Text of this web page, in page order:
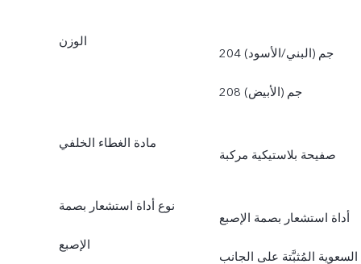
الوزن
204 جم (البني/الأسود)
208 جم (الأبيض)
مادة الغطاء الخلفي
صفيحة بلاستيكية مركبة
نوع أداة استشعار بصمة
الإصبع
أداة استشعار بصمة الإصبع
السعوية المُثبَّتة على الجانب